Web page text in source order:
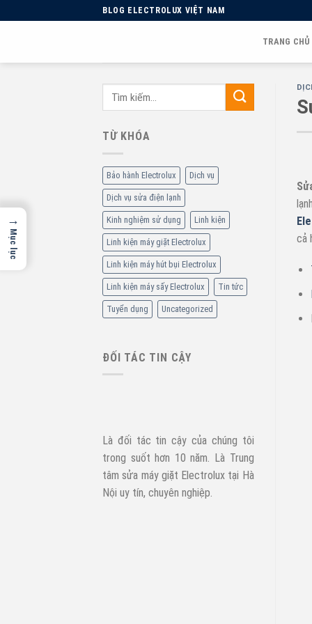
to
BLOG ELECTROLUX VIỆT NAM
TRANG CHỦ
TỪ KHÓA
Bảo hành Electrolux Dịch vụ
Dịch vụ sửa điện lạnh
Kinh nghiệm sử dụng Linh kiện
Linh kiện máy giặt Electrolux
Linh kiện máy hút bụi Electrolux
Linh kiện máy sấy Electrolux Tin tức
Tuyển dụng Uncategorized
ĐỐI TÁC TIN CẬY
Là đối tác tin cậy của chúng tôi
trong suốt hơn 10 năm. Là Trung
tâm sửa máy giặt Electrolux tại Hà
Nội uy tín, chuyên nghiệp.
cả
→
Mục lục